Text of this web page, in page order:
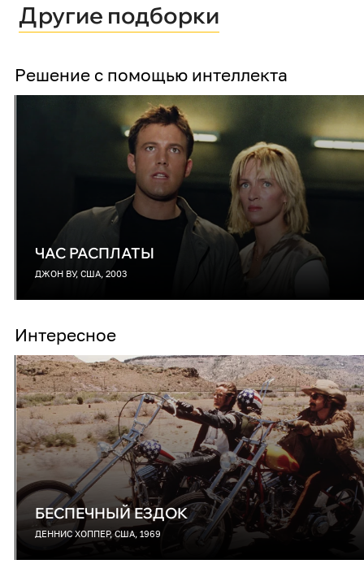
Другие подборки
Решение с помощью интеллекта
ЧАС РАСПЛАТЫ
ДЖОН ВУ, США, 2003
Интересное
БЕСПЕЧНЫЙ ЕЗДОК
ДЕННИС ХОППЕР, США, 1969